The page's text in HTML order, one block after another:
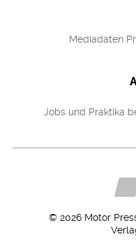
Mediadaten
Jobs und Praktika
© 2026 Motor